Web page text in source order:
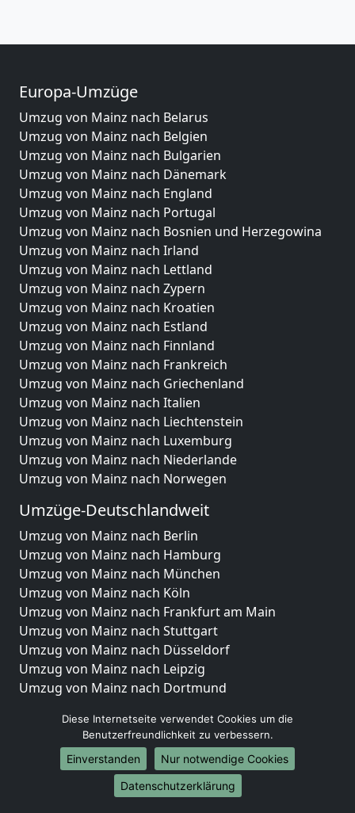
Europa-Umzüge
Umzug von Mainz nach Belarus
Umzug von Mainz nach Belgien
Umzug von Mainz nach Bulgarien
Umzug von Mainz nach Dänemark
Umzug von Mainz nach England
Umzug von Mainz nach Portugal
Umzug von Mainz nach Bosnien und Herzegowina
Umzug von Mainz nach Irland
Umzug von Mainz nach Lettland
Umzug von Mainz nach Zypern
Umzug von Mainz nach Kroatien
Umzug von Mainz nach Estland
Umzug von Mainz nach Finnland
Umzug von Mainz nach Frankreich
Umzug von Mainz nach Griechenland
Umzug von Mainz nach Italien
Umzug von Mainz nach Liechtenstein
Umzug von Mainz nach Luxemburg
Umzug von Mainz nach Niederlande
Umzug von Mainz nach Norwegen
Umzüge-Deutschlandweit
Umzug von Mainz nach Berlin
Umzug von Mainz nach Hamburg
Umzug von Mainz nach München
Umzug von Mainz nach Köln
Umzug von Mainz nach Frankfurt am Main
Umzug von Mainz nach Stuttgart
Umzug von Mainz nach Düsseldorf
Umzug von Mainz nach Leipzig
Umzug von Mainz nach Dortmund
Umzug von Mainz nach Bremen
Umzug von Mainz nach Dresden
Umzug von Mainz nach Hannover
Umzug von Mainz nach Nürnberg
Umzug von Mainz nach Duisburg
Diese Internetseite verwendet Cookies um die
Benutzerfreundlichkeit zu verbessern.
Einverstanden
Nur notwendige Cookies
Datenschutzerklärung